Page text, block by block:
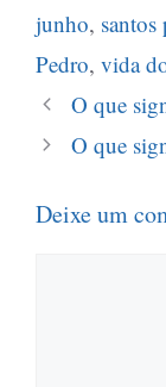
junho, santos
Pedro, vida
O que
O que
Deixe um